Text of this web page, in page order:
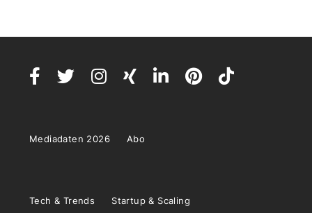
Mediadaten 2026 Abo
Tech & Trends Startup & Scaling